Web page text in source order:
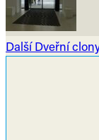
DalšíDveřní